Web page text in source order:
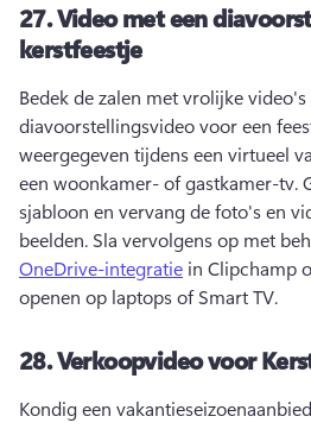
27.Video met een
kerstfeestje
Bedek de zalen met vrolijke video's
diavoorstellingsvideo voor een
weergegeven tijdens een virtueel
een woonkamer- of gastkamer-tv.
sjabloon en vervang de foto's en
beelden. Sla vervolgens op met
OneDrive-integratie in Clipchamp
openen op laptops of Smart TV.
28.Verkoopvideo voor
Kondig een